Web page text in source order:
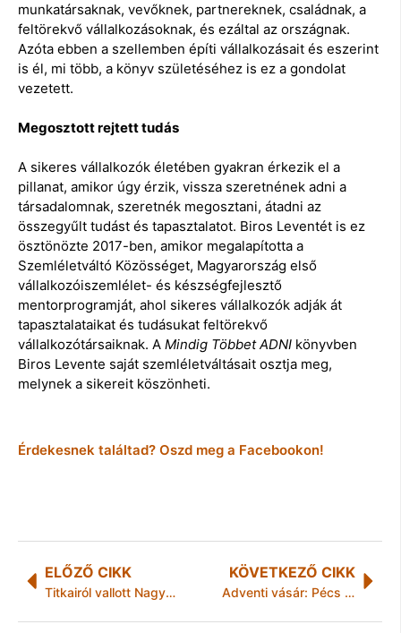
munkatársaknak, vevőknek, partnereknek, családnak, a
feltörekvő vállalkozásoknak, és ezáltal az országnak.
Azóta ebben a szellemben építi vállalkozásait és eszerint
is él, mi több, a könyv születéséhez is ez a gondolat
vezetett.
Megosztott rejtett tudás
A sikeres vállalkozók életében gyakran érkezik el a
pillanat, amikor úgy érzik, vissza szeretnének adni a
társadalomnak, szeretnék megosztani, átadni az
összegyűlt tudást és tapasztalatot. Biros Leventét is ez
ösztönözte 2017-ben, amikor megalapította a
Szemléletváltó Közösséget, Magyarország első
vállalkozóiszemlélet- és készségfejlesztő
mentorprogramját, ahol sikeres vállalkozók adják át
tapasztalataikat és tudásukat feltörekvő
vállalkozótársaiknak. A Mindig Többet ADNI könyvben
Biros Levente saját szemléletváltásait osztja meg,
melynek a sikereit köszönheti.
Érdekesnek találtad? Oszd meg a Facebookon!
ELŐZŐ CIKK
Titkairól vallott Nagy Sándor
KÖVETKEZŐ CIKK
Adventi vásár: Pécs télen is nyitva lesz!